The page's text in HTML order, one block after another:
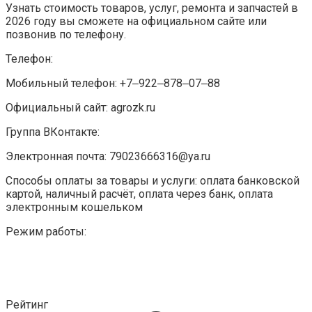
Узнать стоимость товаров, услуг, ремонта и запчастей в
2026 году вы сможете на официальном сайте или
позвонив по телефону.
Телефон:
Мобильный телефон: +7‒922‒878‒07‒88
Официальный сайт: agrozk.ru
Группа ВКонтакте:
Электронная почта: 79023666316@ya.ru
Способы оплаты за товары и услуги: оплата банковской
картой, наличный расчёт, оплата через банк, оплата
электронным кошельком
Режим работы:
Рейтинг